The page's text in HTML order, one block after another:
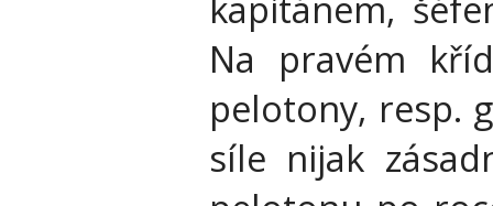
Na pravém
pelotony, resp.
síle nijak